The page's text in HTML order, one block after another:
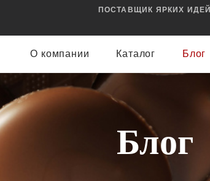
ПОСТАВЩИК ЯРКИX ИДЕЙ
О компании Каталог Блог
Блог